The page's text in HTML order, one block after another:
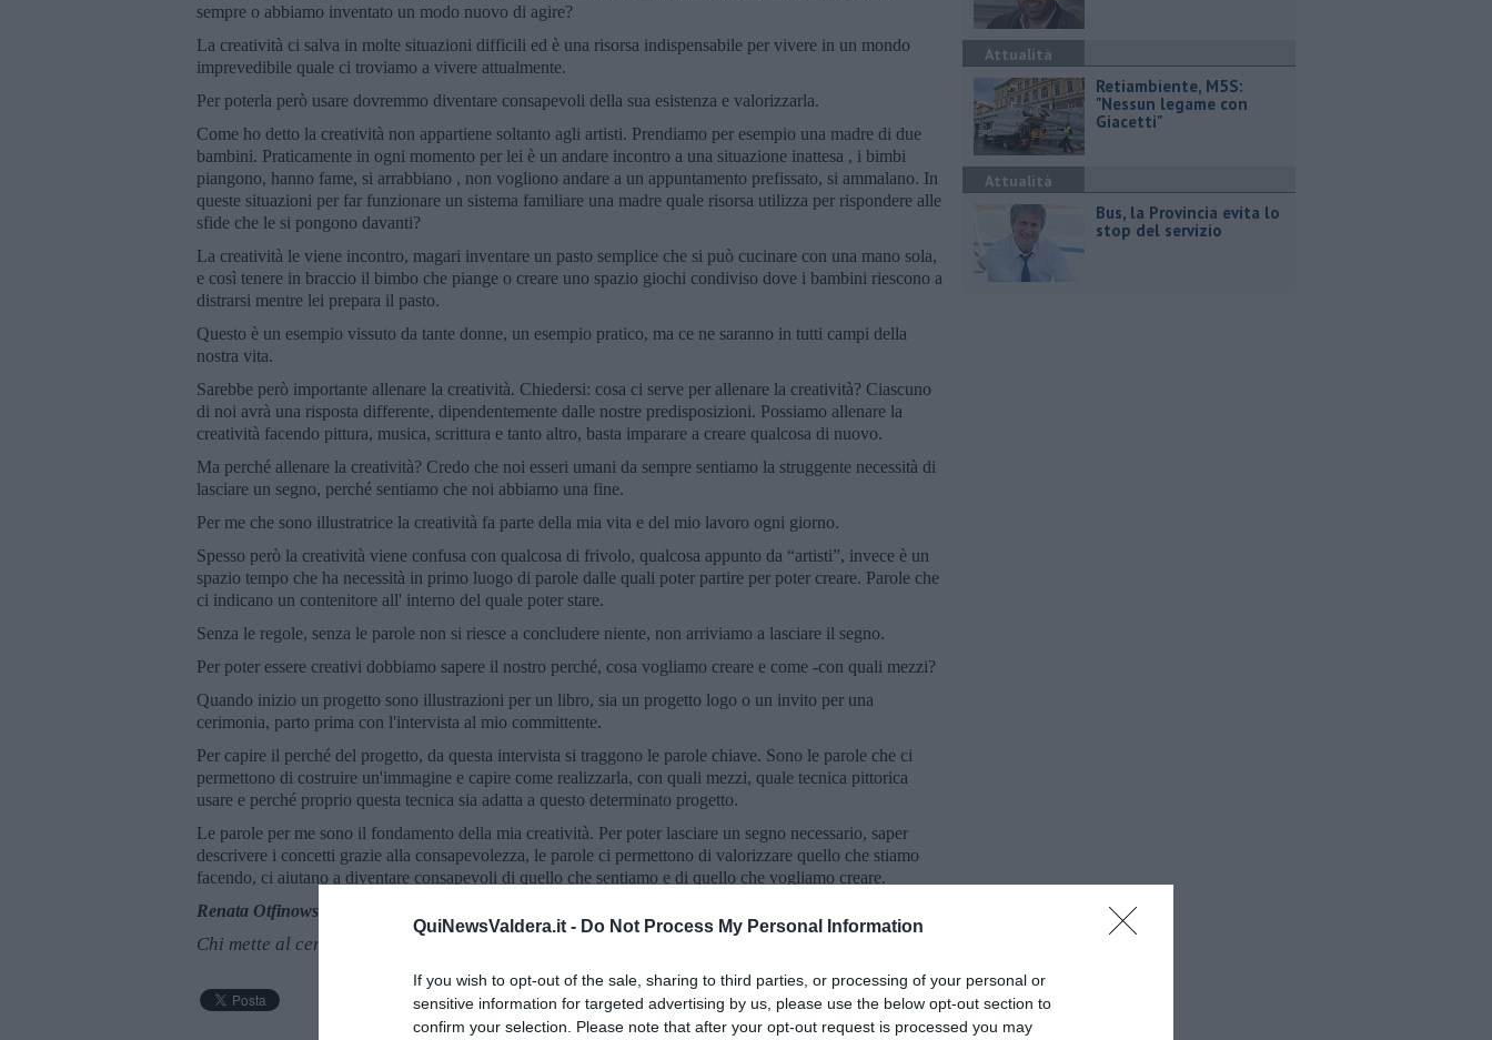
QuiNewsValdera.it - Do Not Process My Personal Information
If you wish to opt-out of the sale, sharing to third parties, or processing of your personal or
sensitive information for targeted advertising by us, please use the below opt-out section to
confirm your selection. Please note that after your opt-out request is processed you may
sempre o abbiamo inventato un modo nuovo di agire?
La creatività ci salva in molte situazioni difficili ed è una risorsa indispensabile per vivere in un mondo
imprevedibile quale ci troviamo a vivere attualmente.
Per poterla però usare dovremmo diventare consapevoli della sua esistenza e valorizzarla.
Come ho detto la creatività non appartiene soltanto agli artisti. Prendiamo per esempio una madre di due
bambini. Praticamente in ogni momento per lei è un andare incontro a una situazione inattesa , i bimbi
piangono, hanno fame, si arrabbiano , non vogliono andare a un appuntamento prefissato, si ammalano. In
queste situazioni per far funzionare un sistema familiare una madre quale risorsa utilizza per rispondere alle
sfide che le si pongono davanti?
La creatività le viene incontro, magari inventare un pasto semplice che si può cucinare con una mano sola,
e così tenere in braccio il bimbo che piange o creare uno spazio giochi condiviso dove i bambini riescono a
distrarsi mentre lei prepara il pasto.
Questo è un esempio vissuto da tante donne, un esempio pratico, ma ce ne saranno in tutti campi della
nostra vita.
Sarebbe però importante allenare la creatività. Chiedersi: cosa ci serve per allenare la creatività? Ciascuno
di noi avrà una risposta differente, dipendentemente dalle nostre predisposizioni. Possiamo allenare la
creatività facendo pittura, musica, scrittura e tanto altro, basta imparare a creare qualcosa di nuovo.
Ma perché allenare la creatività? Credo che noi esseri umani da sempre sentiamo la struggente necessità di
lasciare un segno, perché sentiamo che noi abbiamo una fine.
Per me che sono illustratrice la creatività fa parte della mia vita e del mio lavoro ogni giorno.
Spesso però la creatività viene confusa con qualcosa di frivolo, qualcosa appunto da “artisti”, invece è un
spazio tempo che ha necessità in primo luogo di parole dalle quali poter partire per poter creare. Parole che
ci indicano un contenitore all' interno del quale poter stare.
Senza le regole, senza le parole non si riesce a concludere niente, non arriviamo a lasciare il segno.
Per poter essere creativi dobbiamo sapere il nostro perché, cosa vogliamo creare e come -con quali mezzi?
Quando inizio un progetto sono illustrazioni per un libro, sia un progetto logo o un invito per una
cerimonia, parto prima con l'intervista al mio committente.
Per capire il perché del progetto, da questa intervista si traggono le parole chiave. Sono le parole che ci
permettono di costruire un'immagine e capire come realizzarla, con quali mezzi, quale tecnica pittorica
usare e perché proprio questa tecnica sia adatta a questo determinato progetto.
Le parole per me sono il fondamento della mia creatività. Per poter lasciare un segno necessario, saper
descrivere i concetti grazie alla consapevolezza, le parole ci permettono di valorizzare quello che stiamo
facendo, ci aiutano a diventare consapevoli di quello che sentiamo e di quello che vogliamo creare.
Renata Otfinowska
Chi mette al centro la persona
Attualità
Retiambiente, M5S:
"Nessun legame con
Giacetti"
Attualità
Bus, la Provincia evita lo
stop del servizio